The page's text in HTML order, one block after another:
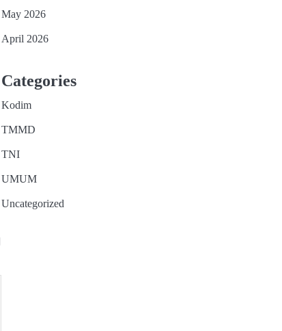
May 2026
April 2026
Categories
Kodim
TMMD
TNI
UMUM
Uncategorized